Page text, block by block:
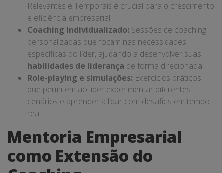
Relevantes e Temporais é crucial para o crescimento
e eficiência empresarial.
Coaching individualizado: Sessões de coaching
personalizadas que focam nas necessidades
específicas do líder, ajudando a desenvolver suas
habilidades de liderança de forma direcionada.
Role-playing e simulações: Exercícios práticos
que permitem ao líder experimentar diferentes
cenários e aprender a lidar com desafios em tempo
real.
Mentoria Empresarial
como Extensão do